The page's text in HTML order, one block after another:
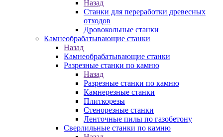
Назад
Станки для переработки древесных
отходов
Дровокольные станки
Камнеобрабатывающие станки
Назад
Камнеобрабатывающие станки
Разрезные станки по камню
Назад
Разрезные станки по камню
Камнерезные станки
Плиткорезы
Стенорезные станки
Ленточные пилы по газобетону
Сверлильные станки по камню